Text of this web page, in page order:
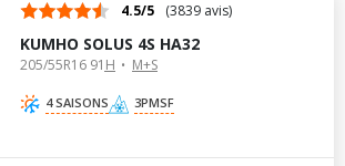
4.5/5 (3839 avis)
KUMHO SOLUS 4S HA32
205/55R16 91H M+S
4 SAISONS 3PMSF